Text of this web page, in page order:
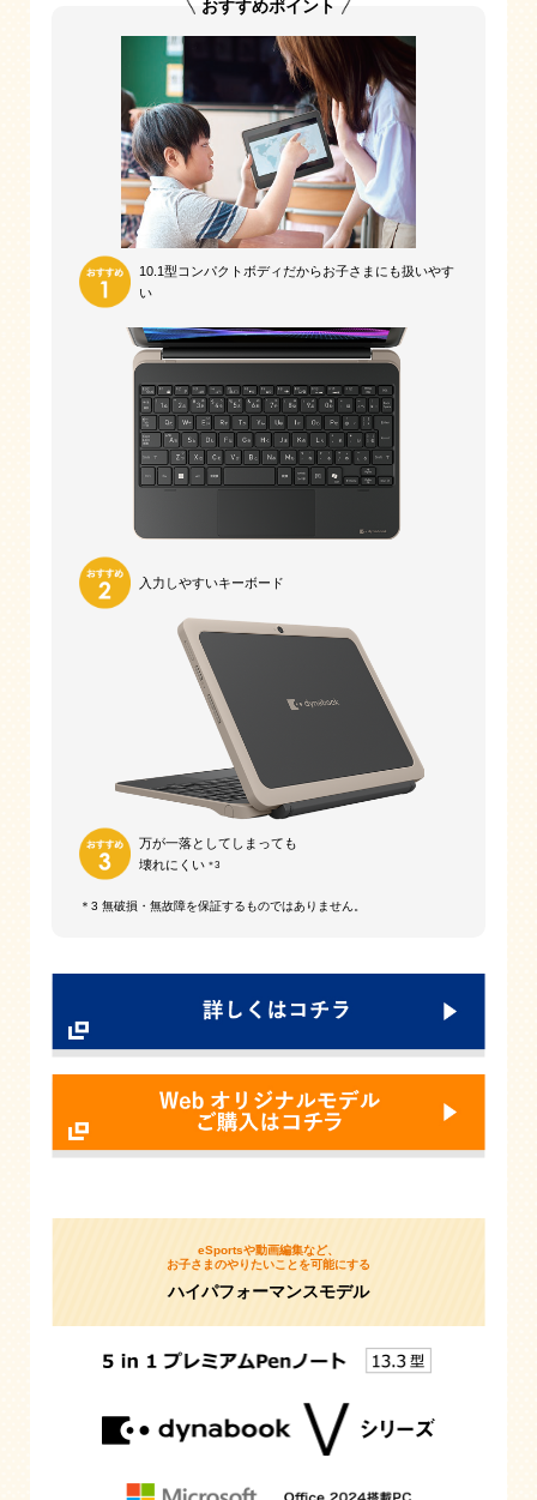
おすすめポイント
10.1型コンパクトボディだからお子さまにも扱いやす
い
入力しやすいキーボード
万が一落としてしまっても
壊れにくい ＊3
＊3 無破損・無故障を保証するものではありません。
eSportsや動画編集など、
お子さまのやりたいことを可能にする
ハイパフォーマンスモデル